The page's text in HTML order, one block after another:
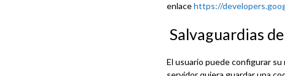
enlacehttps://
Salvaguardias
El usuario puede configurar su